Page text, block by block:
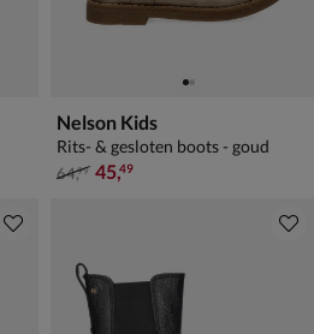
Nelson Kids
Rits- & gesloten boots - goud
van € 64,99 voor € 45,49
64,99 45,49